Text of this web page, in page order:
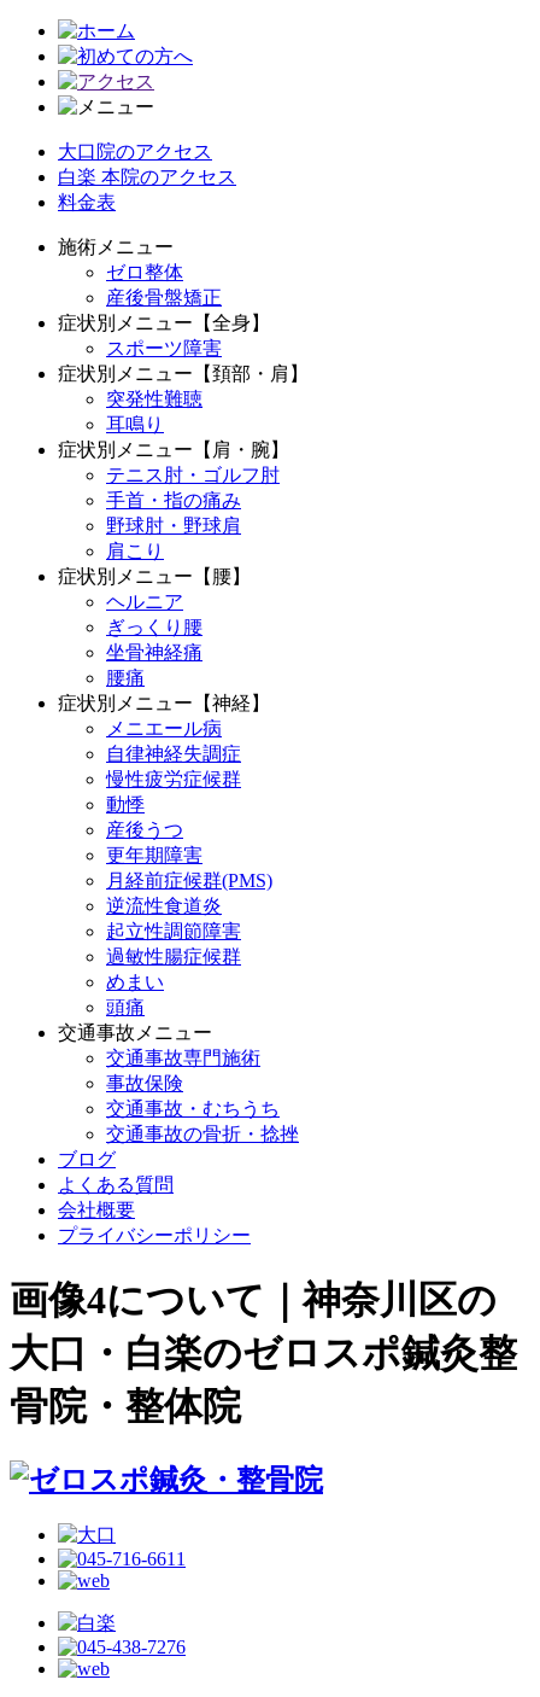
大口院のアクセス
白楽 本院のアクセス
料金表
施術メニュー
ゼロ整体
産後骨盤矯正
症状別メニュー【全身】
スポーツ障害
症状別メニュー【頚部・肩】
突発性難聴
耳鳴り
症状別メニュー【肩・腕】
テニス肘・ゴルフ肘
手首・指の痛み
野球肘・野球肩
肩こり
症状別メニュー【腰】
ヘルニア
ぎっくり腰
坐骨神経痛
腰痛
症状別メニュー【神経】
メニエール病
自律神経失調症
慢性疲労症候群
動悸
産後うつ
更年期障害
月経前症候群(PMS)
逆流性食道炎
起立性調節障害
過敏性腸症候群
めまい
頭痛
交通事故メニュー
交通事故専門施術
事故保険
交通事故・むちうち
交通事故の骨折・捻挫
ブログ
よくある質問
会社概要
プライバシーポリシー
画像4について｜神奈川区の
大口・白楽のゼロスポ鍼灸整
骨院・整体院